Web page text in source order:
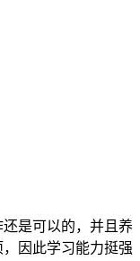
是可以的，并且养
因此学习能力挺强